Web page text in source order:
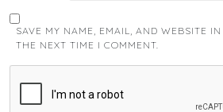
SAVE MY NAME, EMAIL, AND WEBSITE
THE NEXT TIME I COMMENT.